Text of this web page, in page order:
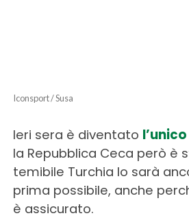
Iconsport / Susa
Ieri sera è diventato
la Repubblica Ceca però è
temibile Turchia lo sarà
prima possibile, anche
è assicurato.